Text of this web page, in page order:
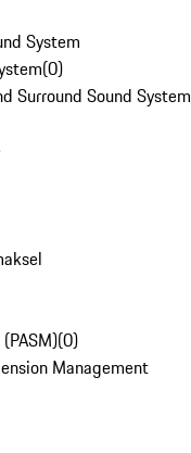
System
(0)
Surround Sound System
(0)
Management